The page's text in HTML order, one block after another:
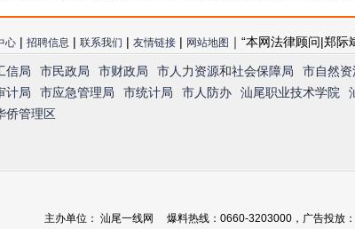
心 | 招聘信息 | 联系我们 | 友情链接 | 网站地图 ｜“本网法律顾问|郑
信局 市民政局 市财政局 市人力资源和社会保障局 市自然资
计局 市应急管理局 市统计局 市人防办 汕尾职业技术学院
侨管理区
主办单位： 汕尾一线网 爆料热线：0660-3203000，广告投放